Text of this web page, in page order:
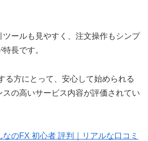
ツールも見やすく、注文操作もシンプ
長です。
る方にとって、安心して始められる
スの高いサービス内容が評価されてい
なのFX 初心者 評判｜リアルな口コミ